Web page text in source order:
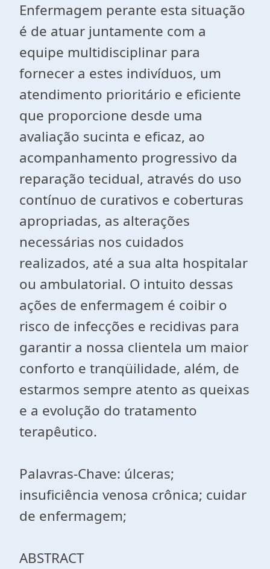
Enfermagem perante esta situação
é de atuar juntamente com a
equipe multidisciplinar para
fornecer a estes indivíduos, um
atendimento prioritário e eficiente
que proporcione desde uma
avaliação sucinta e eficaz, ao
acompanhamento progressivo da
reparação tecidual, através do uso
contínuo de curativos e coberturas
apropriadas, as alterações
necessárias nos cuidados
realizados, até a sua alta hospitalar
ou ambulatorial. O intuito dessas
ações de enfermagem é coibir o
risco de infecções e recidivas para
garantir a nossa clientela um maior
conforto e tranqüilidade, além, de
estarmos sempre atento as queixas
e a evolução do tratamento
terapêutico.
Palavras-Chave: úlceras;
insuficiência venosa crônica; cuidar
de enfermagem;
ABSTRACT